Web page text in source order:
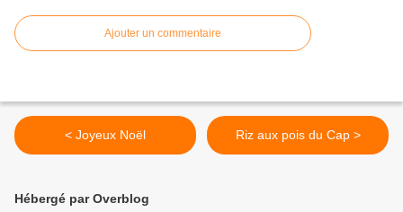
Ajouter un commentaire
< Joyeux Noël Riz aux pois du Cap >
Hébergé par Overblog